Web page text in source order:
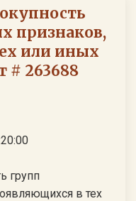
признаков,
или иных
# 263688
групп
в тех